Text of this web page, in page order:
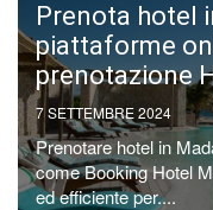
Prenota hotel
piattaforme
prenotazione
7 SETTEMBRE 2024
Prenotare hotel in
come Booking Hotel
ed efficiente per....